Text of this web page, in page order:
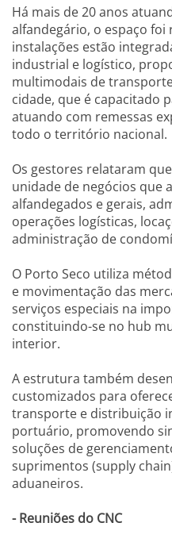
Há mais de 20 anos
alfandegário, o espaço foi
instalações estão
industrial e logístico,
multimodais de
cidade, que é capacitado
atuando com remessas
todo o território nacional.
Os gestores relataram
unidade de negócios que
alfandegados e gerais,
operações logísticas,
administração de
O Porto Seco utiliza
e movimentação das
serviços especiais na
constituindo-se no hub
interior.
A estrutura também
customizados para
transporte e distribuição
portuário, promovendo
soluções de
suprimentos (supply
aduaneiros.
- Reuniões do CNC